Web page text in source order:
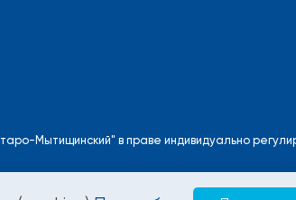
Мытищинский" в праве индивидуально